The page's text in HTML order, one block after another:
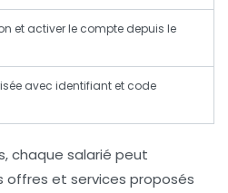
et activer le compte depuis le
avec identifiant et code
chaque salarié peut
offres et services proposés